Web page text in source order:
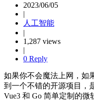
2023/06/05
|
人工智能
|
1,287 views
|
0 Reply
如果你不会魔法上网，如
到一个不错的开源项目，
Vue3 和 Go 简单定制的